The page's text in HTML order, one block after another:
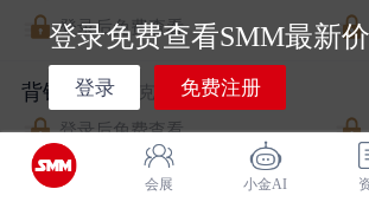
会展 小金AI
登录后免费查看
背银粉 元/千克
登录后免费查看
正银粉 元/千克
登录免费查看SMM最新
登录 免费注册